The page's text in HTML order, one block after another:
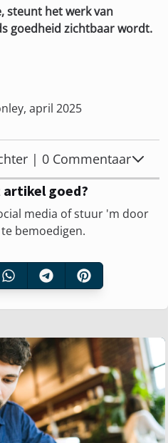
steunt het werk van
goedheid zichtbaar wordt.
april 2025
| 0 Commentaar
artikel goed?
media of stuur 'm door
bemoedigen.